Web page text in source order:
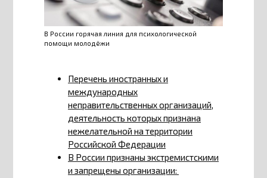
В России горячая линия для психологической
помощи молодёжи
Перечень иностранных и
международных
неправительственных организаций,
деятельность которых признана
нежелательной на территории
Российской Федерации
В России признаны экстремистскими
и запрещены организации: